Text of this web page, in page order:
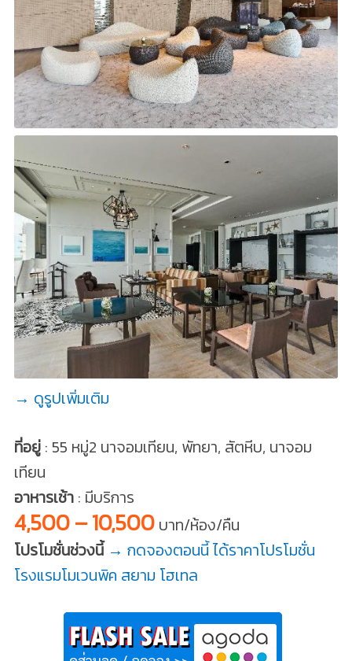
→ ดูรูปเพิ่มเติม
ที่อยู่: 55 หมู่2 นาจอมเทียน, พัทยา, สัตหีบ, นาจอม
เทียน
อาหารเช้า: มีบริการ
4,500 – 10,500บาท/ห้อง/คืน
โปรโมชั่นช่วงนี้ → กดจองตอนนี้ ได้ราคาโปรโมชั่น
โรงแรมโมเวนพิค สยาม โฮเทล